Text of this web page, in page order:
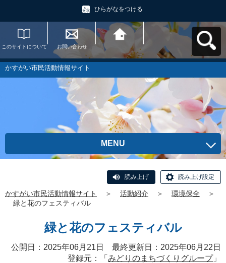
ひらがなをつける
このサイトについて お問い合わせ
かすがい市民活動情
報サイトへ戻る
かすがい市民活動情報サイト
MENU
読み上げ 読み上げ設定
かすがい市民活動情報サイト ＞ 活動紹介 ＞ 環境保全
＞
緑と花のフェスティバル
緑と花のフェスティバル
公開日：2025年06月21日 最終更新日：2025年06月22日
登録元：「 みどりのまちづくりグループ」